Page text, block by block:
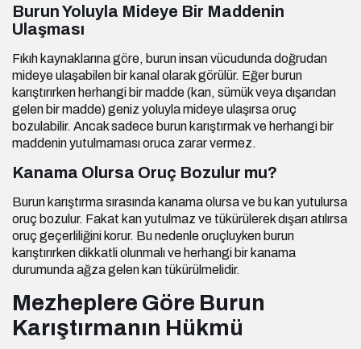
Burun Yoluyla Mideye Bir Maddenin
Ulaşması
Fıkıh kaynaklarına göre, burun insan vücudunda doğrudan
mideye ulaşabilen bir kanal olarak görülür. Eğer burun
karıştırırken herhangi bir madde (kan, sümük veya dışarıdan
gelen bir madde) geniz yoluyla mideye ulaşırsa oruç
bozulabilir. Ancak sadece burun karıştırmak ve herhangi bir
maddenin yutulmaması oruca zarar vermez.
Kanama Olursa Oruç Bozulur mu?
Burun karıştırma sırasında kanama olursa ve bu kan yutulursa
oruç bozulur. Fakat kan yutulmaz ve tükürülerek dışarı atılırsa
oruç geçerliliğini korur. Bu nedenle oruçluyken burun
karıştırırken dikkatli olunmalı ve herhangi bir kanama
durumunda ağza gelen kan tükürülmelidir.
Mezheplere Göre Burun
Karıştırmanın Hükmü